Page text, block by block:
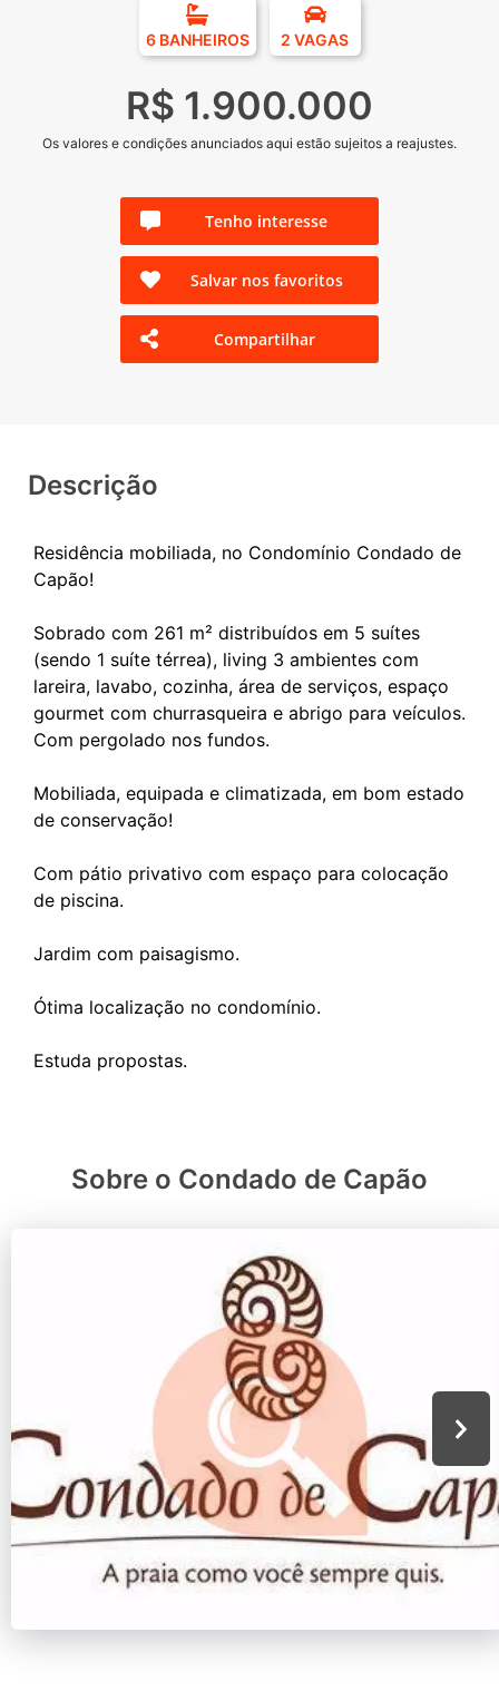
6 BANHEIROS 2 VAGAS
R$ 1.900.000
Os valores e condições anunciados aqui estão sujeitos a reajustes.
Tenho interesse
Salvar nos favoritos
Compartilhar
Descrição
Residência mobiliada, no Condomínio Condado de
Capão!
Sobrado com 261 m² distribuídos em 5 suítes
(sendo 1 suíte térrea), living 3 ambientes com
lareira, lavabo, cozinha, área de serviços, espaço
gourmet com churrasqueira e abrigo para veículos.
Com pergolado nos fundos.
Mobiliada, equipada e climatizada, em bom estado
de conservação!
Com pátio privativo com espaço para colocação
de piscina.
Jardim com paisagismo.
Ótima localização no condomínio.
Sobre o Condado de Capão